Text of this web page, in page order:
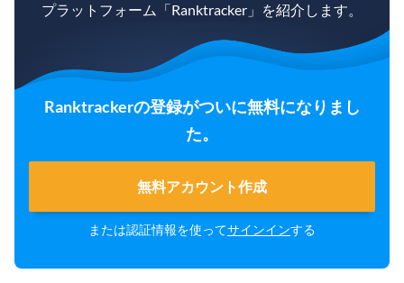
プラットフォーム「Ranktracker」を紹介します。
Ranktrackerの登録がついに無料になりまし
た。
無料アカウント作成
または認証情報を使ってサインインする